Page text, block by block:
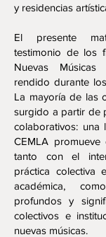
y residencias
El presente
testimonio de los
Nuevas Músicas
rendido durante
La mayoría de las
surgido a partir de
colaborativos:
CEMLA
tanto con el
práctica colectiva
académica,
profundos y
colectivos e
nuevas músicas.